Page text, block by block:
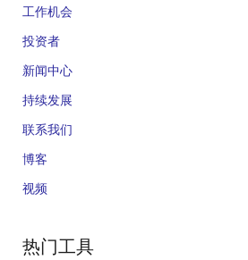
工作机会
投资者
新闻中心
持续发展
联系我们
博客
视频
热门工具